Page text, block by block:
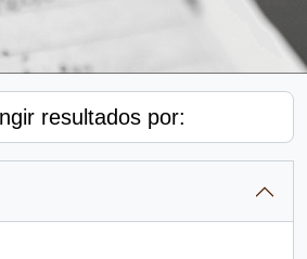
resultados por: